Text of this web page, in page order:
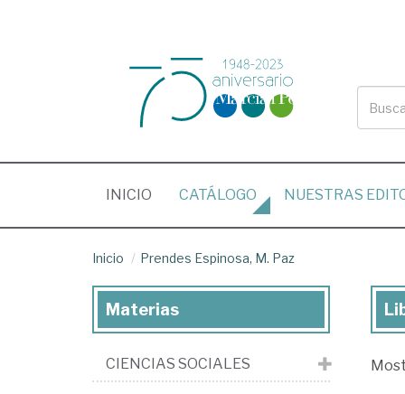
INICIO (CURRENT)
CATÁLOGO NUESTRAS
Inicio Prendes Espinosa, M. Paz
Materias
CIENCIAS SOCIALES